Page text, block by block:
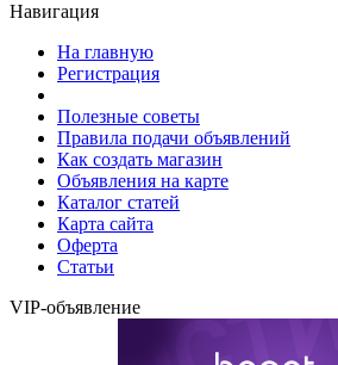
Навигация
На главную
Регистрация
Полезные советы
Правила подачи объявлений
Как создать магазин
Объявления на карте
Каталог статей
Карта сайта
Оферта
Статьи
VIP-объявление